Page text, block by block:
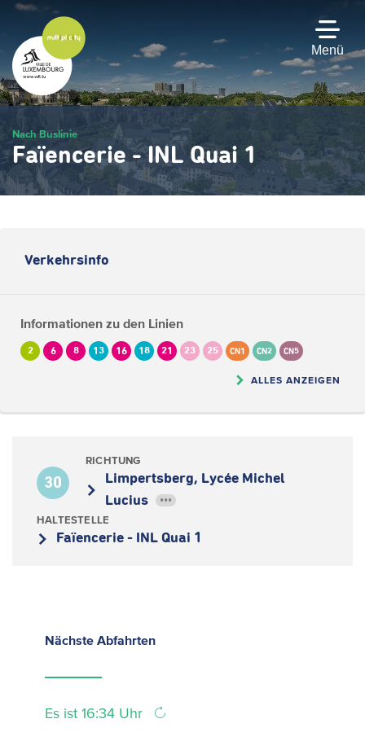
Zum
Hauptinhalt
gehen
Menü
Nach Buslinie
Faïencerie - INL Quai 1
Verkehrsinfo
Informationen zu den Linien
2 6 8 13 16 18 21 23 25 CN1 CN2 CN5
ALLES ANZEIGEN
30
RICHTUNG
Limpertsberg, Lycée Michel
Lucius
•••
HALTESTELLE
Faïencerie - INL Quai 1
Nächste Abfahrten
Es ist 16:34 Uhr